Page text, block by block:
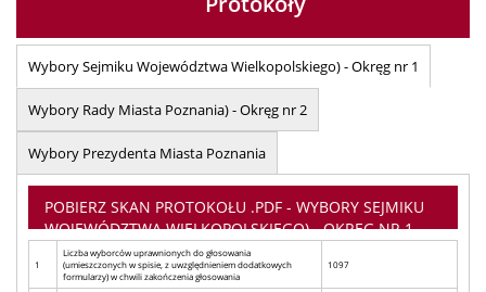
Wybory Sejmiku Województwa Wielkopolskiego) - Okręg nr 1
Wybory Rady Miasta Poznania) - Okręg nr 2
Wybory Prezydenta Miasta Poznania
POBIERZ SKAN PROTOKOŁU .PDF - WYBORY SEJMIKU
WOJEWÓDZTWA WIELKOPOLSKIEGO) - OKRĘG NR 1
1
Liczba wyborców uprawnionych do głosowania
(umieszczonych w spisie, z uwzględnieniem dodatkowych
formularzy) w chwili zakończenia głosowania
1097